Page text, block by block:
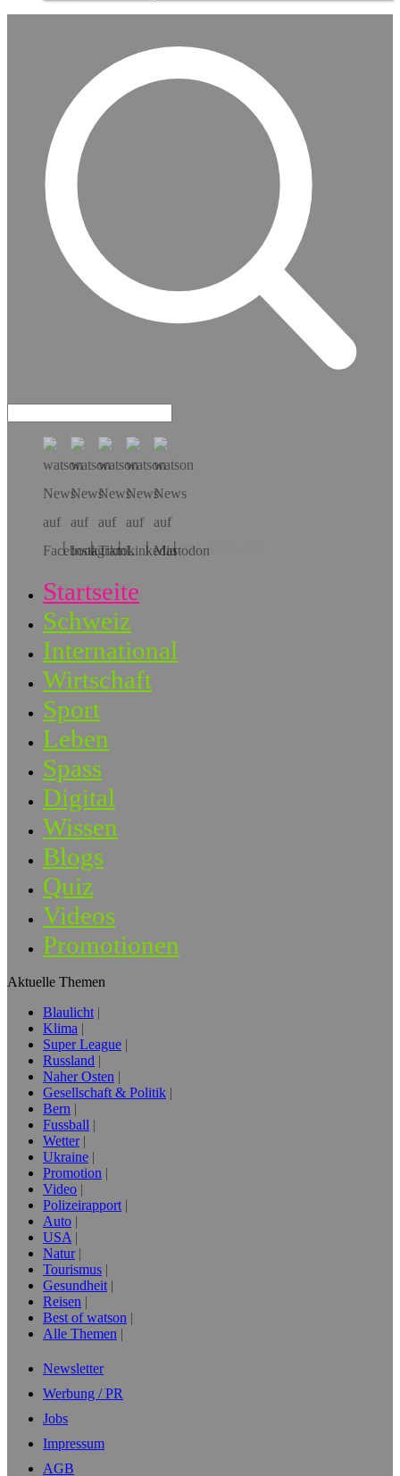
Hol dir die App!
Startseite
Schweiz
International
Wirtschaft
Sport
Leben
Spass
Digital
Wissen
Blogs
Quiz
Videos
Promotionen
Aktuelle Themen
Blaulicht
Klima
Super League
Russland
Naher Osten
Gesellschaft & Politik
Bern
Fussball
Wetter
Ukraine
Promotion
Video
Polizeirapport
Auto
USA
Natur
Tourismus
Gesundheit
Reisen
Best of watson
Alle Themen
Newsletter
Werbung / PR
Jobs
Impressum
AGB